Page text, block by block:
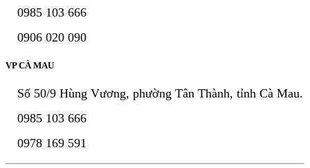
0985 103 666
0906 020 090
VP CÀ MAU
Số 50/9 Hùng Vương, phường Tân Thành, tỉnh Cà Mau.
0985 103 666
0978 169 591